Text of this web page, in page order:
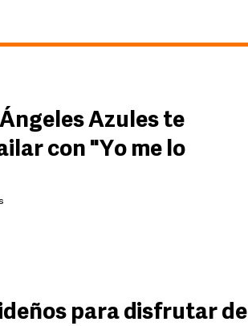
Azules te
con "Yo me lo
para disfrutar de